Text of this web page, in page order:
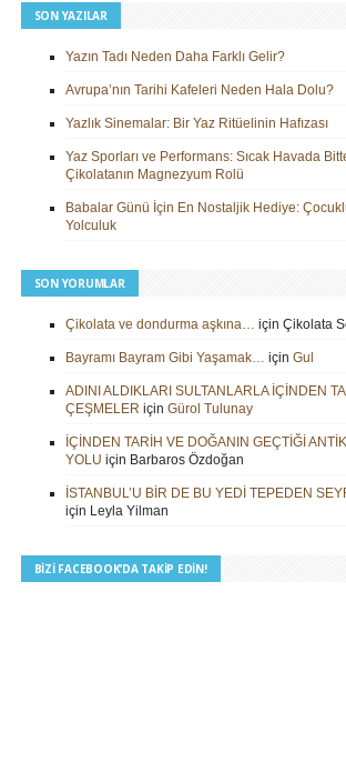
SON YAZILAR
Yazın Tadı Neden Daha Farklı Gelir?
Avrupa’nın Tarihi Kafeleri Neden Hala Dolu?
Yazlık Sinemalar: Bir Yaz Ritüelinin Hafızası
Yaz Sporları ve Performans: Sıcak Havada
Çikolatanın Magnezyum Rolü
Babalar Günü İçin En Nostaljik Hediye:
Yolculuk
SON YORUMLAR
Çikolata ve dondurma aşkına… için Çikolata
Bayramı Bayram Gibi Yaşamak… için Gul
ADINI ALDIKLARI SULTANLARLA İÇİNDEN
ÇEŞMELER için Gürol Tulunay
İÇİNDEN TARİH VE DOĞANIN GEÇTİĞİ ANTİK
YOLU için Barbaros Özdoğan
İSTANBUL’U BİR DE BU YEDİ TEPEDEN
için Leyla Yilman
BIZI FACEBOOK’DA TAKIP EDIN!